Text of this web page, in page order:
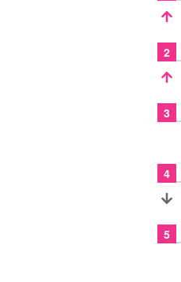
2
3
4
5